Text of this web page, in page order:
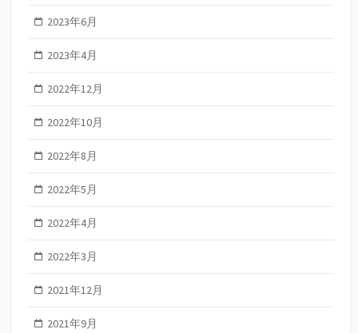
2023年6月
2023年4月
2022年12月
2022年10月
2022年8月
2022年5月
2022年4月
2022年3月
2021年12月
2021年9月